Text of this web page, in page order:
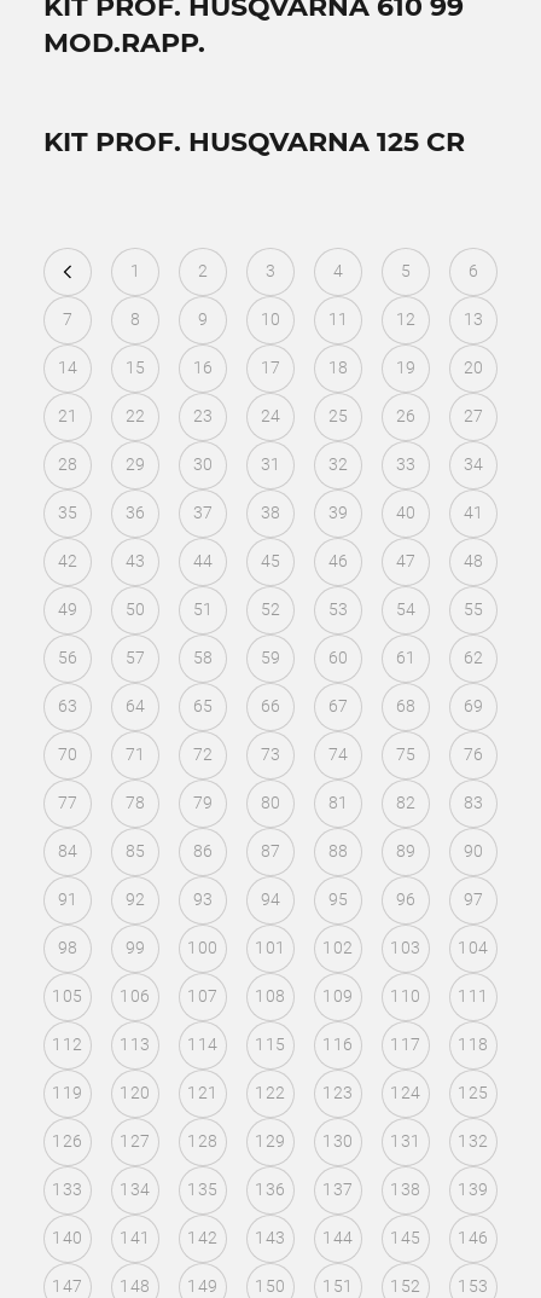
MOD.RAPP.
KIT PROF. HUSQVARNA 125 CR
1 2 3 4 5 6
7 8 9 10 11 12 13
14 15 16 17 18 19 20
21 22 23 24 25 26 27
28 29 30 31 32 33 34
35 36 37 38 39 40 41
42 43 44 45 46 47 48
49 50 51 52 53 54 55
56 57 58 59 60 61 62
63 64 65 66 67 68 69
70 71 72 73 74 75 76
77 78 79 80 81 82 83
84 85 86 87 88 89 90
91 92 93 94 95 96 97
98 99 100 101 102 103 104
105 106 107 108 109 110 111
112 113 114 115 116 117 118
119 120 121 122 123 124 125
126 127 128 129 130 131 132
133 134 135 136 137 138 139
140 141 142 143 144 145 146
147 148 149 150 151 152 153